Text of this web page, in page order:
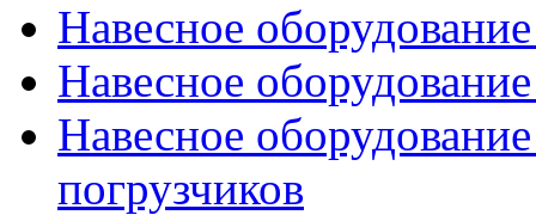
Навесное
Навесное
Навесное
погрузчиков